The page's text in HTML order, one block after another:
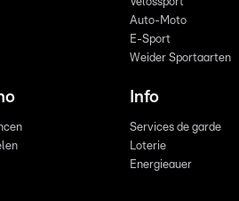
Vëlossport
Auto-Moto
E-Sport
Weider Sportaarten
Info
Services de garde
Loterie
Energieauer